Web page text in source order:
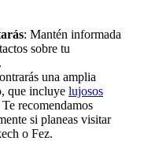
: Mantén informada
sobre tu
una amplia
que incluye lujosos
recomendamos
si planeas visitar
o Fez.